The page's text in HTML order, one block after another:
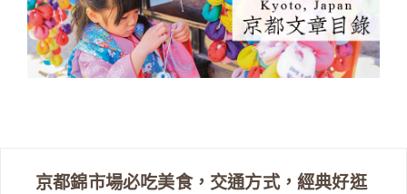
京都錦市場必吃美食，交通方式，經典好逛